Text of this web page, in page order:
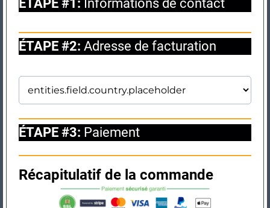
ÉTAPE #1: Informations de contact
ÉTAPE #2: Adresse de facturation
ÉTAPE #3: Paiement
Récapitulatif de la commande